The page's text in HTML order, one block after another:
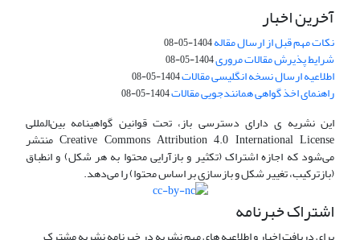
آخرین اخبار
نکات مهم قبل از ارسال مقاله1404-05-08
شرایط پذیرش مقالات مروری1404-05-08
اطلاعیه ارسال نسخه انگلیسی مقالات1404-05-08
راهنمای اخذ گواهی همانندجویی مقالات1404-05-08
این نشریه ی دارای دسترسی باز، تحت قوانین گواهینامه بین‌المللی
Creative Commons Attribution 4.0 International License منتشر
می‌شود که اجازه اشتراک (تکثیر و بازآرایی محتوا به هر شکل) و انطباق
(بازترکیب، تغییر شکل و بازسازی بر اساس محتوا) را می‌دهد.
اشتراک خبرنامه